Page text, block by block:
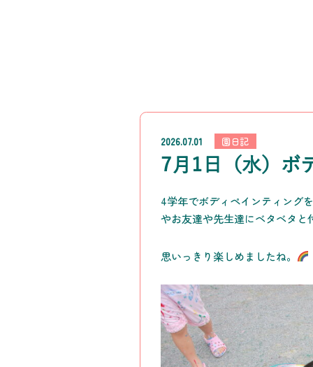
2026.07.01 園日記
7月1日（水）ボ
4学年でボディペインティング
やお友達や先生達にベタベタ
思いっきり楽しめましたね。